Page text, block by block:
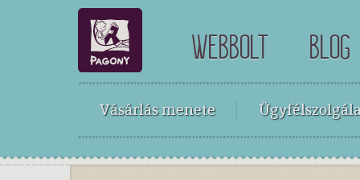
WEBBOLT BLOG
Vásárlás menete